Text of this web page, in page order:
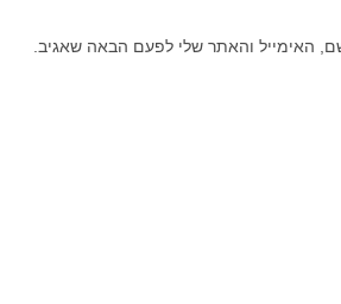
האימייל והאתר שלי לפעם הבאה שאגיב.